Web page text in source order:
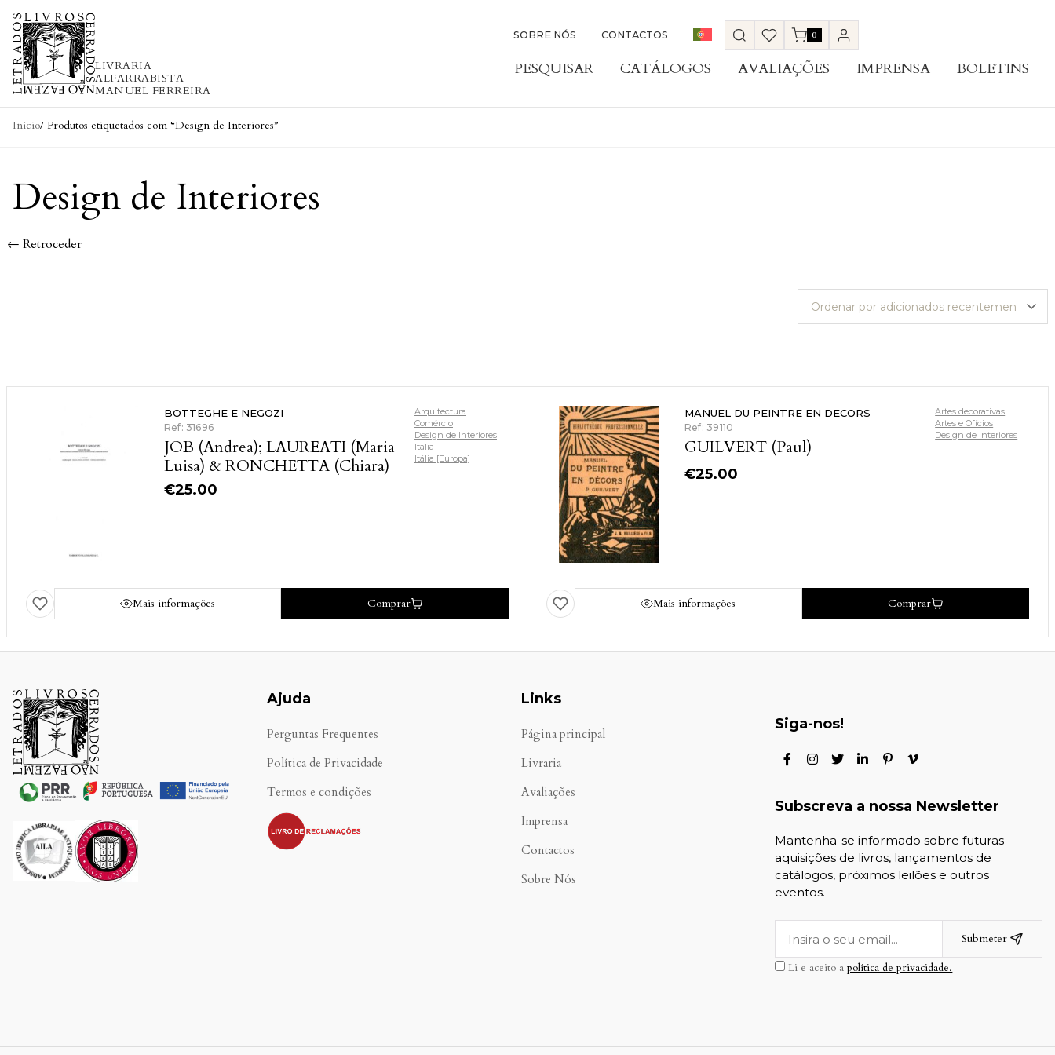
Skip to content
LIVRARIA
ALFARRABISTA
MANUEL FERREIRA
SOBRE NÓS CONTACTOS 0
PESQUISAR CATÁLOGOS AVALIAÇÕES IMPRENSA BOLETINS
Início/ Produtos etiquetados com “Design de Interiores”
Design de Interiores
← Retroceder
BOTTEGHE E NEGOZI
Ref: 31696
JOB (Andrea); LAUREATI (Maria
Luisa) & RONCHETTA (Chiara)
€25.00
Arquitectura
Comércio
Design de Interiores
Itália
Itália [Europa]
Mais informações Comprar
MANUEL DU PEINTRE EN DECORS
Ref: 39110
GUILVERT (Paul)
€25.00
Artes decorativas
Artes e Ofícios
Design de Interiores
Mais informações Comprar
Ajuda
Perguntas Frequentes
Política de Privacidade
Termos e condições
.
Links
Página principal
Livraria
Avaliações
Imprensa
Contactos
Sobre Nós
Siga-nos!
Subscreva a nossa Newsletter
Mantenha-se informado sobre futuras
aquisições de livros, lançamentos de
catálogos, próximos leilões e outros
eventos.
Submeter
Li e aceito apolítica de privacidade.